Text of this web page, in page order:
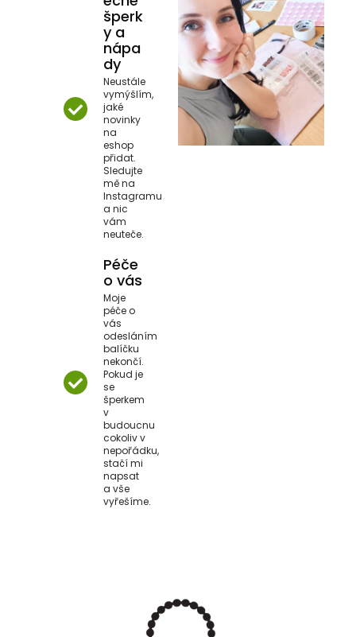
šperk
y a
nápa
dy
Neustále
vymýšlím,
jaké
novinky
na
eshop
přidat.
Sledujte
mě na
Instagramu
a nic
vám
neuteče.
Péče
o vás
Moje
péče o
vás
odesláním
balíčku
nekončí.
Pokud je
se
šperkem
v
budoucnu
cokoliv v
nepořádku,
stačí mi
napsat
a vše
vyřešíme.